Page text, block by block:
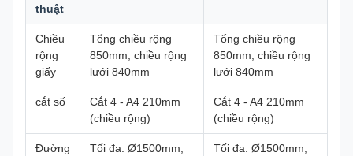
thuật
Chiều
rộng
giấy
Tổng chiều rộng
850mm, chiều rộng
lưới 840mm
Tổng chiều rộng
850mm, chiều rộng
lưới 840mm
cắt số
Cắt 4 - A4 210mm
(chiều rộng)
Cắt 4 - A4 210mm
(chiều rộng)
Đường
Tối đa. Ø1500mm,
Tối đa. Ø1500mm,